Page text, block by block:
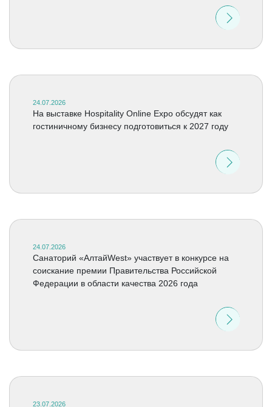
24.07.2026
На выставке Hospitality Online Expo обсудят как
гостиничному бизнесу подготовиться к 2027 году
24.07.2026
Санаторий «АлтайWest» участвует в конкурсе на
соискание премии Правительства Российской
Федерации в области качества 2026 года
23.07.2026